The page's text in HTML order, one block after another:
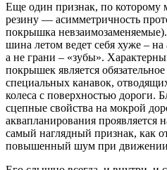
Еще один признак, по
резину — асимметричность
покрышка
шина летом ведет себя хуже – на
а не грани – «зубы».
покрышек является
специальных канавок,
колеса с поверхностью дороги.
сцепные свойства на мокрой
аквапланирования проявляется
самый наглядный признак, как
повышенный шум при движении